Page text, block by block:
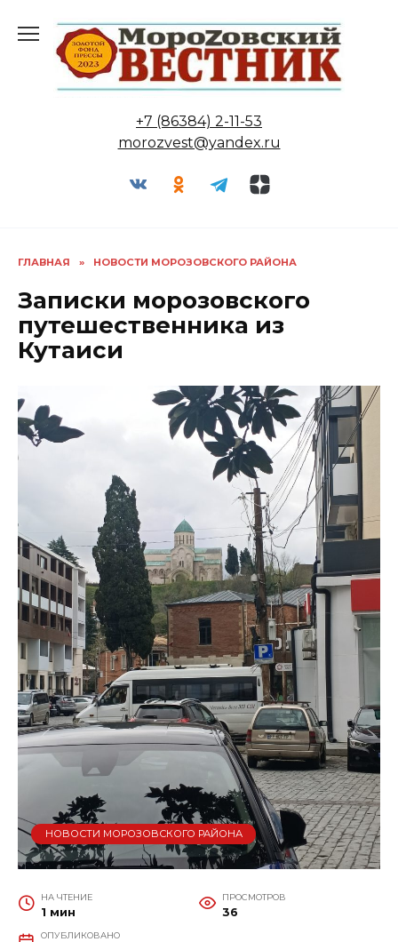
содержанию
+7 (86384) 2-11-53
morozvest@yandex.ru
ГЛАВНАЯ » НОВОСТИ МОРОЗОВСКОГО РАЙОНА
Записки морозовского
путешественника из
Кутаиси
НОВОСТИ МОРОЗОВСКОГО РАЙОНА
НА ЧТЕНИЕ
1 мин
ПРОСМОТРОВ
36
ОПУБЛИКОВАНО